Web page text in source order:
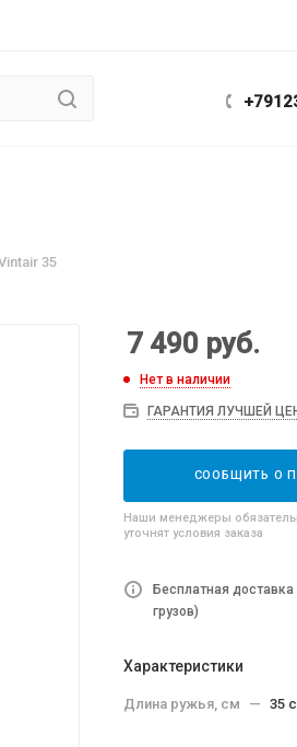
35
7 490 руб.
Нет в наличии
ГАРАНТИЯ ЛУЧШЕЙ
СООБЩИТЬ О
Наши менеджеры
уточнят условия заказа
Бесплатная
грузов)
Характеристики
Длина ружья, см — 35